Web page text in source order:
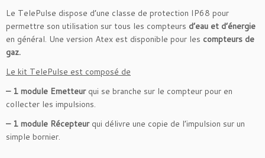
Le TelePulse dispose d’une classe de protection IP68 pour
permettre son utilisation sur tous les compteurs d’eau et d’énergie
en général. Une version Atex est disponible pour les compteurs de
gaz.
Le kit TelePulse est composé de
– 1 module Emetteurqui se branche sur le compteur pour en
collecter les impulsions.
– 1 module Récepteurqui délivre une copie de l’impulsion sur un
simple bornier.